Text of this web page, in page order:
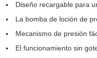
Diseño recargable para
La bomba de loción de
Mecanismo de presión
El funcionamiento sin